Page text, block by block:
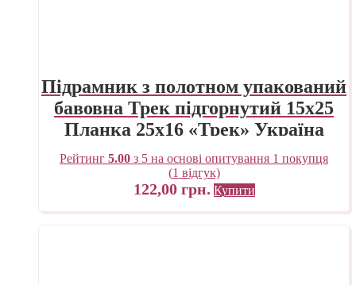
Підрамник з полотном упакований
бавовна Трек підгорнутий 15х25
Планка 25х16 «Трек» Україна
Рейтинг 5.00 з 5 на основі опитування 1 покупця
(1 відгук)
122,00 грн. Купити